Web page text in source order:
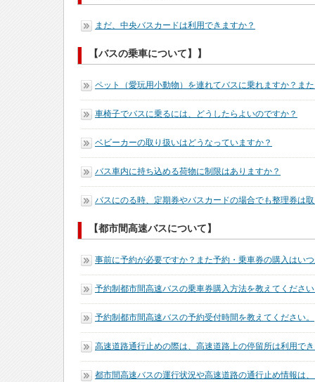
まだ、中央バスカードは利用できますか？
【バスの乗車について】】
ペット（愛玩用小動物）を連れてバスに乗れますか？
車椅子でバスに乗るには、どうしたらよいのですか？
ベビーカーの取り扱いはどうなっていますか？
バス車内に持ち込める荷物に制限はありますか？
バスにのる時、定期券やバスカードの場合でも整理券は
【都市間高速バスについて】
事前に予約が必要ですか？また予約・乗車券の購入はい
予約制都市間高速バスの乗車券購入方法を教えてくださ
予約制都市間高速バスの予約受付時間を教えてください。
高速道路通行止めの際は、高速道路上の停留所は利用で
都市間高速バスの運行状況や高速道路の通行止め情報は